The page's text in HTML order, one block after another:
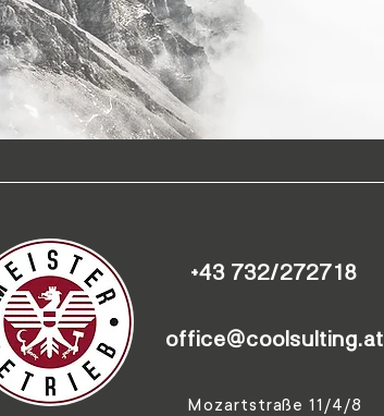
+43 732/272718
office@coolsulting.at
Mozartstraße 11/4/8